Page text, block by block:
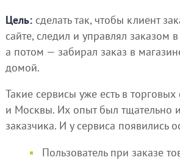
Цель:сделать так, чтобы клиент
сайте, следил и управлял заказом
а потом — забирал заказ в
домой.
Такие сервисы уже есть в торговых
и Москвы. Их опыт был тщательно
заказчика. И у сервиса появились
Пользователь при заказе